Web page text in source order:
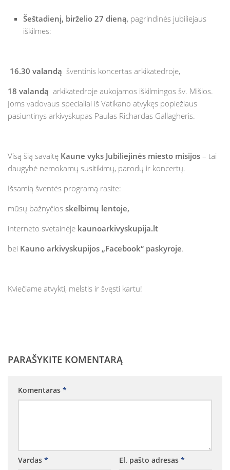
AA grupė
Skautai
Šeštadienį, birželio 27 dieną, pagrindinės jubiliejaus
iškilmės:
16.30 valandą šventinis koncertas arkikatedroje,
18 valandą arkikatedroje aukojamos iškilmingos šv. Mišios.
Joms vadovaus specialiai iš Vatikano atvykęs popiežiaus
pasiuntinys arkivyskupas Paulas Richardas Gallagheris.
Visą šią savaitę Kaune vyks Jubiliejinės miesto misijos – tai
daugybė nemokamų susitikimų, parodų ir koncertų.
Išsamią šventės programą rasite:
mūsų bažnyčios skelbimų lentoje,
interneto svetainėje kaunoarkivyskupija.lt
bei Kauno arkivyskupijos „Facebook“ paskyroje.
Kviečiame atvykti, melstis ir švęsti kartu!
PARAŠYKITE KOMENTARĄ
Komentaras *
Vardas * El. pašto adresas *